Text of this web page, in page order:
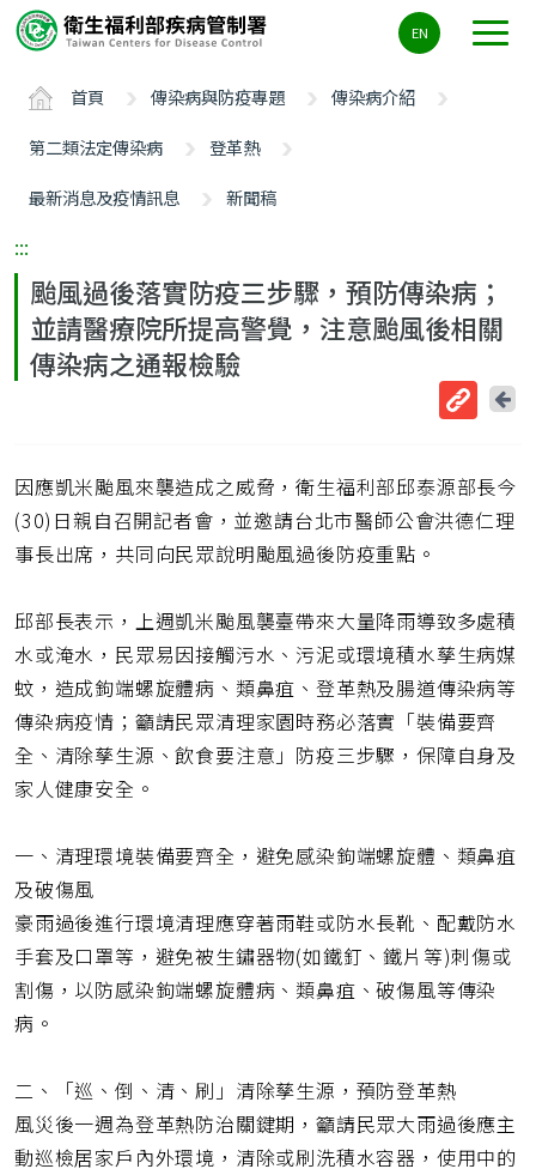
要
ALT+C
EN
首頁 傳染病與防疫專題
傳染病介紹
第二類法定傳染病
登革熱
最新消息及疫情訊息
新聞稿
:::
颱風過後落實防疫三步驟，預防傳染病；
並請醫療院所提高警覺，注意颱風後相關
傳染病之通報檢驗
短
網
回
頁
因應凱米颱風來襲造成之威脅，衛生福利部邱泰源部長今
(30)日親自召開記者會，並邀請台北市醫師公會洪德仁理
事長出席，共同向民眾說明颱風過後防疫重點。
邱部長表示，上週凱米颱風襲臺帶來大量降雨導致多處積
水或淹水，民眾易因接觸污水、污泥或環境積水孳生病媒
蚊，造成鉤端螺旋體病、類鼻疽、登革熱及腸道傳染病等
傳染病疫情；籲請民眾清理家園時務必落實「裝備要齊
全、清除孳生源、飲食要注意」防疫三步驟，保障自身及
家人健康安全。
一、清理環境裝備要齊全，避免感染鉤端螺旋體、類鼻疽
及破傷風
豪雨過後進行環境清理應穿著雨鞋或防水長靴、配戴防水
手套及口罩等，避免被生鏽器物(如鐵釘、鐵片等)刺傷或
割傷，以防感染鉤端螺旋體病、類鼻疽、破傷風等傳染
病。
二、「巡、倒、清、刷」清除孳生源，預防登革熱
風災後一週為登革熱防治關鍵期，籲請民眾大雨過後應主
動巡檢居家戶內外環境，清除或刷洗積水容器，使用中的